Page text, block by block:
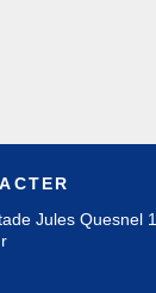
Jules Quesnel